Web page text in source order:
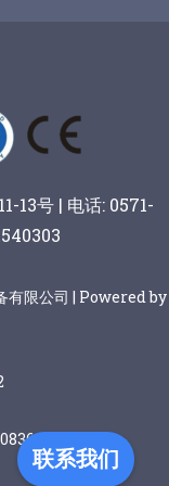
13号 | 电话: 0571-
有限公司 | Powered by
联系我们